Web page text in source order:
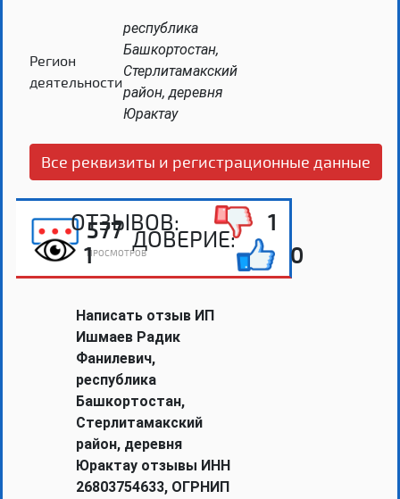
Регион
деятельности
республика
Башкортостан,
Стерлитамакский
район, деревня
Юрактау
Все реквизиты и регистрационные данные
577
ПРОСМОТРОВ
ОТЗЫВОВ:
1
ДОВЕРИЕ:
1
0
Написать отзыв ИП
Ишмаев Радик
Фанилевич,
республика
Башкортостан,
Стерлитамакский
район, деревня
Юрактау отзывы ИНН
26803754633, ОГРНИП